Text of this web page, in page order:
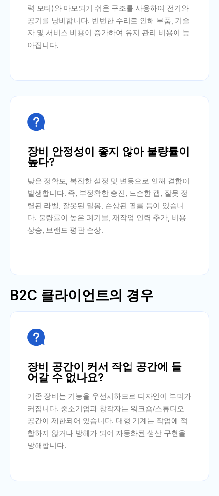
력 모터)와 마모되기 쉬운 구조를 사용하여 전기와
공기를 낭비합니다. 빈번한 수리로 인해 부품, 기술
자 및 서비스 비용이 증가하여 유지 관리 비용이 높
아집니다.

장비 안정성이 좋지 않아 불량률이
높다?
낮은 정확도, 복잡한 설정 및 변동으로 인해 결함이
발생합니다. 즉, 부정확한 충진, 느슨한 캡, 잘못 정
렬된 라벨, 잘못된 밀봉, 손상된 필름 등이 있습니
다. 불량률이 높은 폐기물, 재작업 인력 추가, 비용
상승, 브랜드 평판 손상.
B2C 클라이언트의 경우

장비 공간이 커서 작업 공간에 들
어갈 수 없나요?
기존 장비는 기능을 우선시하므로 디자인이 부피가
커집니다. 중소기업과 창작자는 워크숍/스튜디오
공간이 제한되어 있습니다. 대형 기계는 작업에 적
합하지 않거나 방해가 되어 자동화된 생산 구현을
방해합니다.